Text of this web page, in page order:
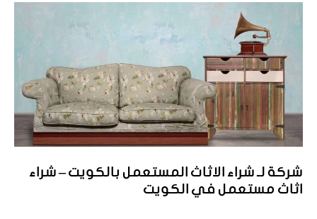
شركة لـ شراء الاثاث المستعمل بالكويت – شراء
اثاث مستعمل في الكويت